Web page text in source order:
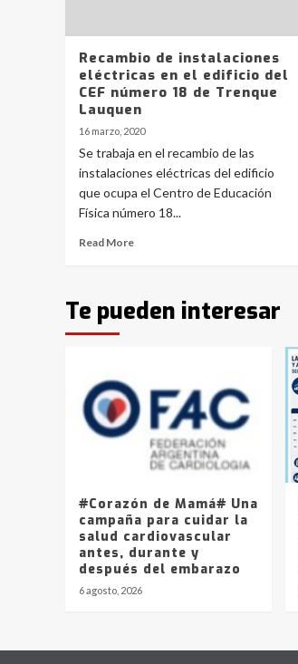
Recambio de instalaciones
eléctricas en el edificio del
CEF número 18 de Trenque
Lauquen
16 marzo, 2020
Se trabaja en el recambio de las
instalaciones eléctricas del edificio
que ocupa el Centro de Educación
Física número 18...
Read More
Te pueden interesar
#Corazón de Mamá# Una
campaña para cuidar la
salud cardiovascular
antes, durante y
después del embarazo
6 agosto, 2026